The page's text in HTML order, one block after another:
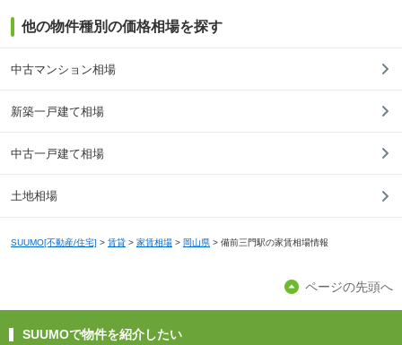
他の物件種別の価格相場を探す
中古マンション相場
新築一戸建て相場
中古一戸建て相場
土地相場
SUUMO[不動産/住宅] > 賃貸 > 家賃相場 > 岡山県 > 備前三門駅の家賃相場情報
ページの先頭へ
SUUMOで物件を紹介したい